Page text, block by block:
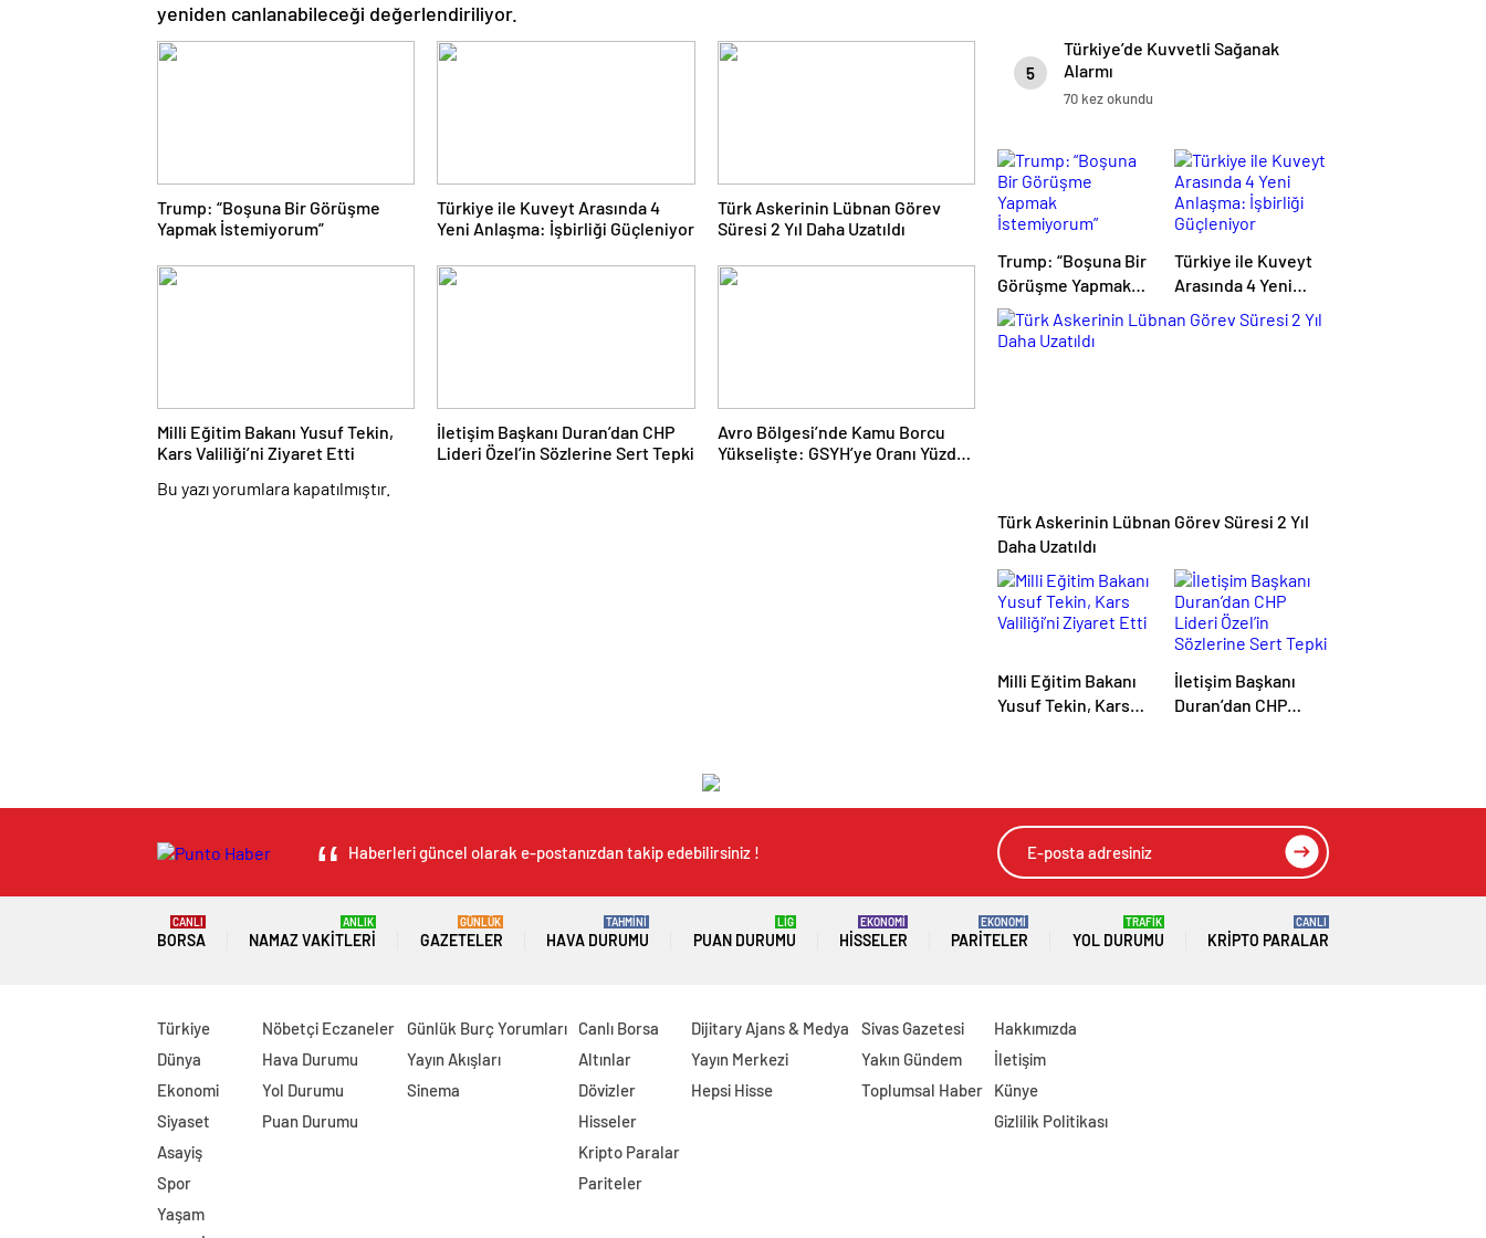
yeniden canlanabileceği değerlendiriliyor.
Trump: “Boşuna Bir Görüşme
Yapmak İstemiyorum”
Türkiye ile Kuveyt Arasında 4
Yeni Anlaşma: İşbirliği Güçleniyor
Türk Askerinin Lübnan Görev
Süresi 2 Yıl Daha Uzatıldı
Milli Eğitim Bakanı Yusuf Tekin,
Kars Valiliği’ni Ziyaret Etti
İletişim Başkanı Duran’dan CHP
Lideri Özel’in Sözlerine Sert Tepki
Avro Bölgesi’nde Kamu Borcu
Yükselişte: GSYH’ye Oranı Yüzde
Bu yazı yorumlara kapatılmıştır.
5
Türkiye’de Kuvvetli Sağanak
Alarmı
70 kez okundu
Trump: “Boşuna Bir
Görüşme Yapmak
İstemiyorum”
Türkiye ile Kuveyt
Arasında 4 Yeni
Anlaşma: İşbirliği
Güçleniyor
Türk Askerinin Lübnan Görev Süresi 2 Yıl
Daha Uzatıldı
Milli Eğitim Bakanı
Yusuf Tekin, Kars
İletişim Başkanı
Duran’dan CHP
Haberleri güncel olarak e-postanızdan takip edebilirsiniz !
BORSA
CANLI
NAMAZ VAKITLERI
ANLIK
GAZETELER
GÜNLÜK
HAVA DURUMU
TAHMİNİ
PUAN DURUMU
LİG
HISSELER
EKONOMİ
PARITELER
EKONOMİ
YOL DURUMU
TRAFİK
KRIPTO PARALAR
CANLI
Türkiye
Dünya
Ekonomi
Siyaset
Asayiş
Spor
Yaşam
Nöbetçi Eczaneler
Hava Durumu
Yol Durumu
Puan Durumu
Günlük Burç Yorumları
Yayın Akışları
Sinema
Canlı Borsa
Altınlar
Dövizler
Hisseler
Kripto Paralar
Pariteler
Dijitary Ajans & Medya
Yayın Merkezi
Hepsi Hisse
Sivas Gazetesi
Yakın Gündem
Toplumsal Haber
Hakkımızda
İletişim
Künye
Gizlilik Politikası